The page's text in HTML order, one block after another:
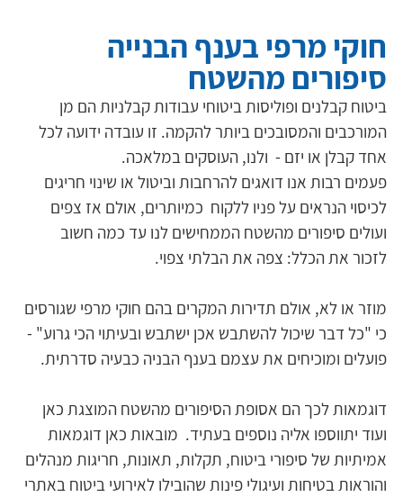
ביטוח קבלנים ופוליסות ביטוחי עבודות קבלניות הם מן
המורכבים והמסובכים ביותר להקמה. זו עובדה ידועה לכל
אחד קבלן או יזם -  ולנו, העוסקים במלאכה.
פעמים רבות אנו דואגים להרחבות וביטול או שינוי חריגים
לכיסוי הנראים על פניו ללקוח  כמיותרים, אולם אז צפים
ועולים סיפורים מהשטח הממחישים לנו עד כמה חשוב
לזכור את הכלל: צפה את הבלתי צפוי.
מוזר או לא, אולם תדירות המקרים בהם חוקי מרפי שגורסים
כי "כל דבר שיכול להשתבש אכן ישתבש ובעיתוי הכי גרוע" -
פועלים ומוכיחים את עצמם בענף הבניה כבעיה סדרתית.
דוגמאות לכך הם אסופת הסיפורים מהשטח המוצגת כאן
ועוד יתווספו אליה נוספים בעתיד.  מובאות כאן דוגמאות
אמיתיות של סיפורי ביטוח, תקלות, תאונות, חריגות מנהלים
והוראות בטיחות ועיגולי פינות שהובילו לאירועי ביטוח באתרי
חוקי מרפי בענף הבנייה
סיפורים מהשטח